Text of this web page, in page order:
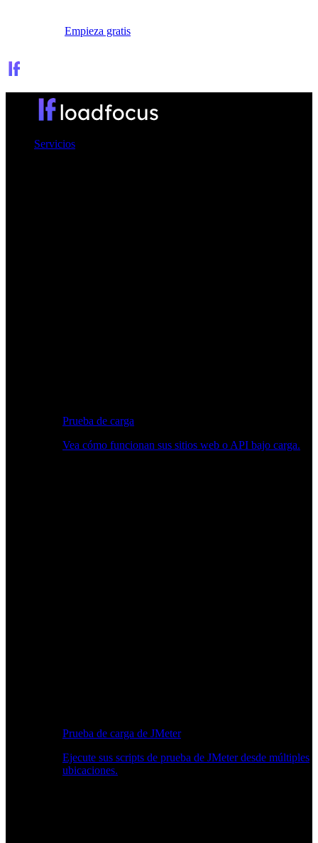
Empieza gratis
Servicios
Prueba de carga
Vea cómo funcionan sus sitios web o API bajo carga.
Prueba de carga de JMeter
Ejecute sus scripts de prueba de JMeter desde múltiples
ubicaciones.